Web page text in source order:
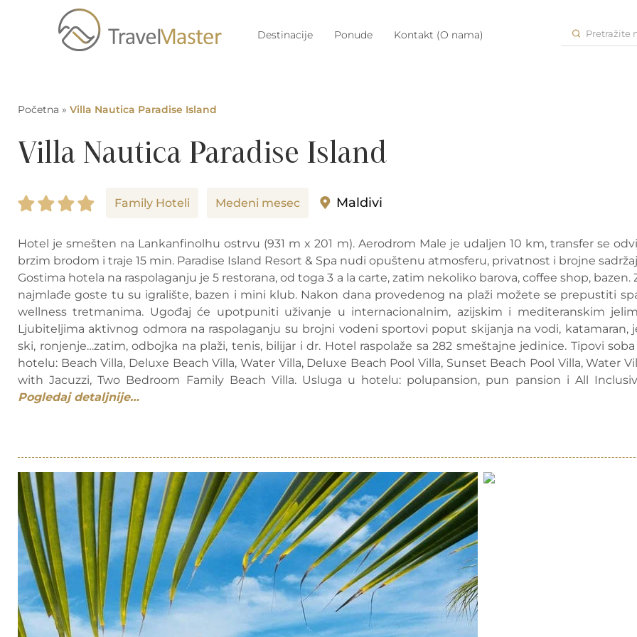
Destinacije Ponude Kontakt (O nama) Pretražite
Početna » Villa Nautica Paradise Island
Villa Nautica Paradise Island
Family Hoteli Medeni mesec Maldivi
Hotel je smešten na Lankanfinolhu ostrvu (931 m x 201 m). Aerodrom Male je udaljen 10 km, transfer se
brzim brodom i traje 15 min. Paradise Island Resort & Spa nudi opuštenu atmosferu, privatnost i brojne
Gostima hotela na raspolaganju je 5 restorana, od toga 3 a la carte, zatim nekoliko barova, coffee shop, bazen.
najmlađe goste tu su igralište, bazen i mini klub. Nakon dana provedenog na plaži možete se prepustiti
wellness tretmanima. Ugođaj će upotpuniti uživanje u internacionalnim, azijskim i mediteranskim
Ljubiteljima aktivnog odmora na raspolaganju su brojni vodeni sportovi poput skijanja na vodi, katamaran,
ski, ronjenje…zatim, odbojka na plaži, tenis, bilijar i dr. Hotel raspolaže sa 282 smeštajne jedinice. Tipovi
hotelu: Beach Villa, Deluxe Beach Villa, Water Villa, Deluxe Beach Pool Villa, Sunset Beach Pool Villa, Water
with Jacuzzi, Two Bedroom Family Beach Villa. Usluga u hotelu: polupansion, pun pansion i All
Pogledaj detaljnije…